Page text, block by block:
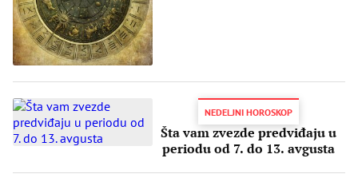
NEDELJNI HOROSKOP
Šta vam zvezde predviđaju u
periodu od ​7. do 13. avgusta